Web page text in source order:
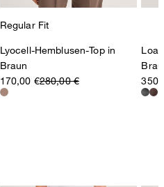
Regular Fit
Lyocell-Hemblusen-Top in
Braun
170,00 €280,00 €